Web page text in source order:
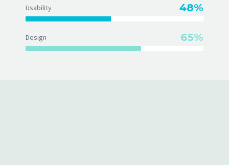
Usability 48%
Design 65%